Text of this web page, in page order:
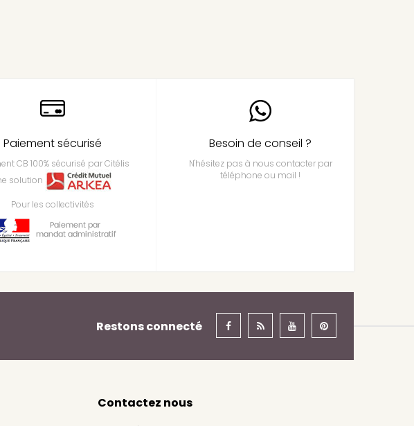
Paiement sécurisé
CB 100% sécurisé par Citélis
solution
Pour les collectivités
Besoin de conseil ?
N'hésitez pas à nous contacter par
téléphone ou mail !
Restons connecté
Contactez nous